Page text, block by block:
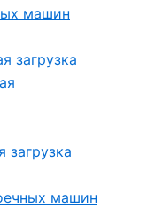
машин
загрузка
загрузка
машин